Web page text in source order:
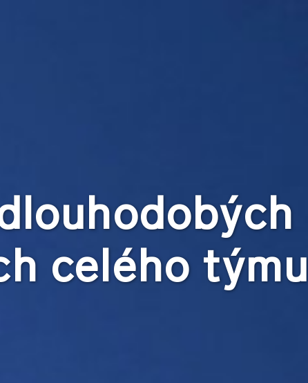
celého týmu